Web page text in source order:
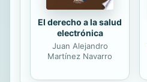
El derecho a la salud
electrónica
Juan Alejandro
Martínez Navarro